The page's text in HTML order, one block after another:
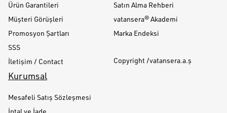
Ürün Garantileri
Müşteri Görüşleri
Promosyon Şartları
SSS
İletişim / Contact
Satın Alma Rehberi
vatansera® Akademi
Marka Endeksi
Copyright /vatansera.a.ş
Kurumsal
Mesafeli Satış Sözleşmesi
İptal ve İade